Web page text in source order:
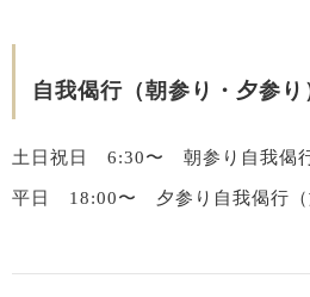
自我偈行（朝参り・夕参り
土日祝日 6:30〜 朝参り自我偈行
平日 18:00〜 夕参り自我偈行（